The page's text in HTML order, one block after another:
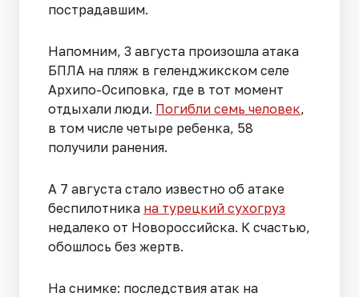
пострадавшим.
Напомним, 3 августа произошла атака
БПЛА на пляж в геленджикском селе
Архипо-Осиповка, где в тот момент
отдыхали люди. Погибли семь человек,
в том числе четыре ребенка, 58
получили ранения.
А 7 августа стало известно об атаке
беспилотника на турецкий сухогруз
недалеко от Новороссийска. К счастью,
обошлось без жертв.
На снимке: последствия атак на